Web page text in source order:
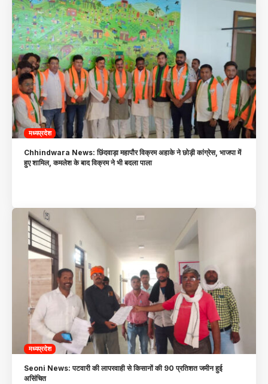
मध्यप्रदेश
Chhindwara News: छिंदवाड़ा महापौर विक्रम अहाके ने छोड़ी कांग्रेस, भाजपा में
हुए शामिल, कमलेश के बाद विक्रम ने भी बदला पाला
मध्यप्रदेश
Seoni News: पटवारी की लापरवाही से किसानों की 90 प्रतिशत जमीन हुई
असिंचित